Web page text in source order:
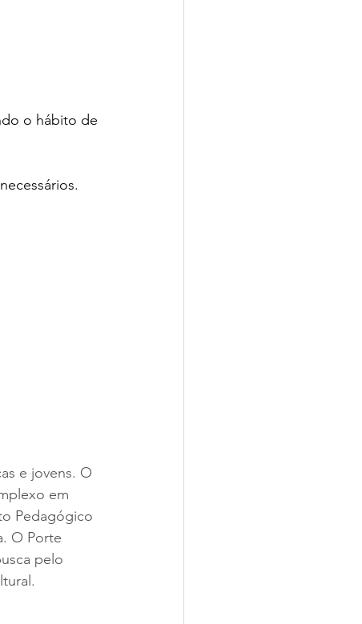
o hábito de
e jovens. O
em
Pedagógico
O Porte
pelo